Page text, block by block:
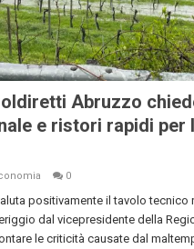
Abruzzo
e ristori rapidi per
0
positivamente il tavolo tecnico
dal vicepresidente della
le criticità causate dal